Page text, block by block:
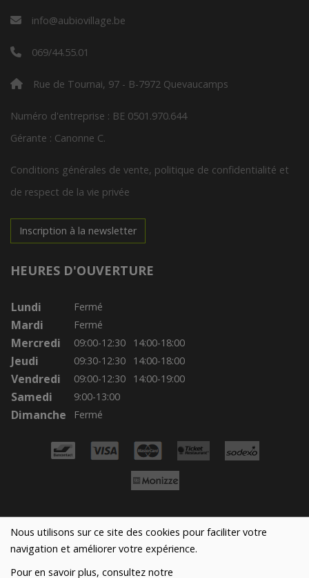
Nous utilisons sur ce site des cookies pour faciliter votre
navigation et améliorer votre expérience.
Pour en savoir plus, consultez notre
info@aubiovillage.be
069/44.55.01
Rue de Tournai, 97 - B-7972 Quevaucamps
Numéro d'entreprise : BE 0501.970.644
Gérante : Canonne C.
Conditions générales de vente, politique de confidentialité et
de respect de la vie privée
Inscription à la newsletter
HEURES D'OUVERTURE
Lundi Fermé
Mardi Fermé
Mercredi 09:00-12:30 14:00-18:00
Jeudi 09:30-12:30 14:00-18:00
Vendredi 09:00-12:30 14:00-19:00
Samedi 9:00-13:00
Dimanche Fermé
Réalisé avec parMonSiteAMoi